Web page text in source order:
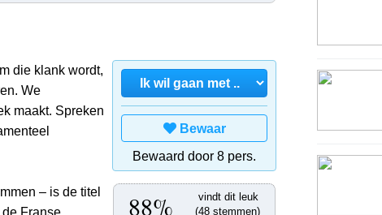
Bewaar
Bewaard door 8 pers.
vindt dit leuk
(48 stemmen)
88%
die klank wordt,
We
maakt. Spreken
– is de titel
Franse